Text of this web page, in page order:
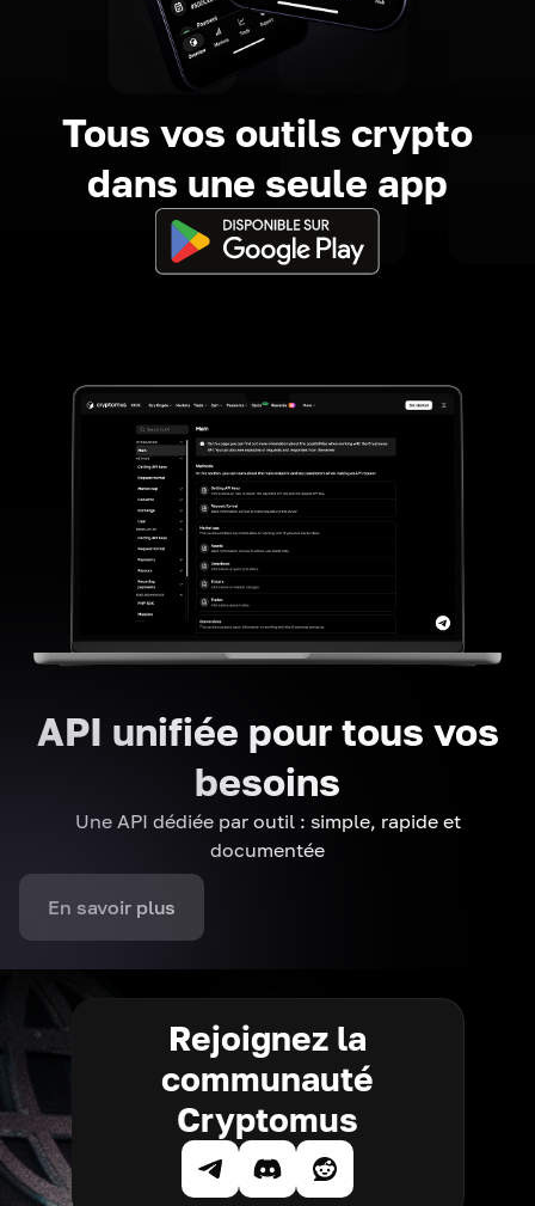
Tous vos outils crypto
dans une seule app
API unifiée pour tous vos
besoins
Une API dédiée par outil : simple, rapide et
documentée
En savoir plus
Rejoignez la
communauté
Cryptomus